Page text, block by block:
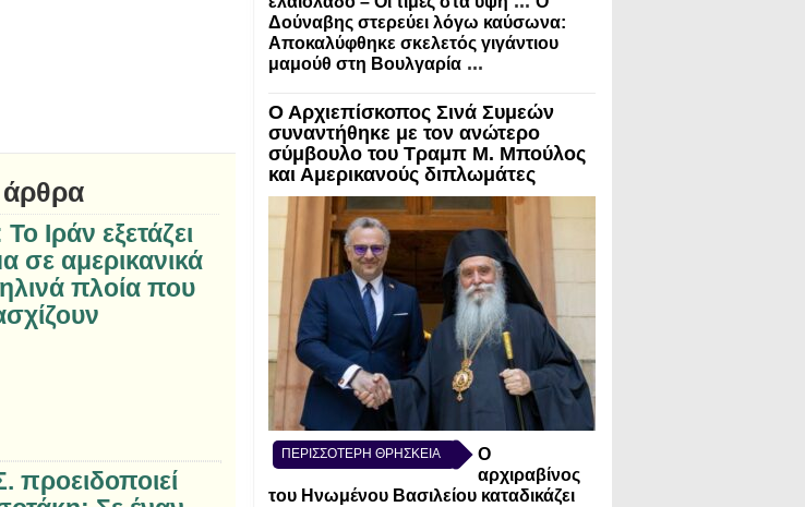
Δούναβης στερεύει λόγω καύσωνα:
Αποκαλύφθηκε σκελετός γιγάντιου
μαμούθ στη Βουλγαρία ...
Ο Αρχιεπίσκοπος Σινά Συμεών
συναντήθηκε με τον ανώτερο
σύμβουλο του Τραμπ Μ. Μπούλος
και Αμερικανούς διπλωμάτες
ΠΕΡΙΣΣΟΤΕΡΗ ΘΡΗΣΚΕΙΑ
Ο
αρχιραβίνος
του Ηνωμένου Βασιλείου καταδικάζει
άρθρα
Ιράν εξετάζει
σε αμερικανικά
πλοία που
προειδοποιεί